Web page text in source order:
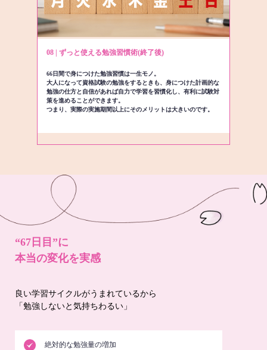
08 | ずっと使える勉強習慣術(終了後)
66日間で身につけた勉強習慣は一生モノ。
大人になって資格試験の勉強をするときも、身につけた計画的な
勉強の仕方と自信があれば自力で学習を習慣化し、有利に試験対
策を進めることができます。
つまり、実際の実施期間以上にそのメリットは大きいのです。
“67日目”に
本当の変化を実感
良い学習サイクルがうまれているから
「勉強しないと気持ちわるい」
絶対的な勉強量の増加